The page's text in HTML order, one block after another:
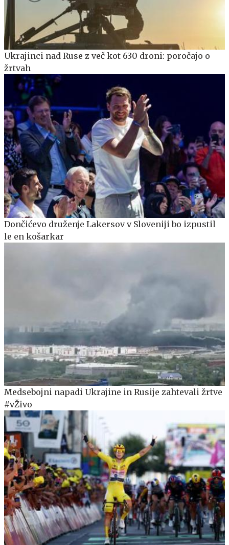
Ukrajinci nad Ruse z več kot 630 droni: poročajo o
žrtvah
Dončićevo druženje Lakersov v Sloveniji bo izpustil
le en košarkar
Medsebojni napadi Ukrajine in Rusije zahtevali žrtve
#vŽivo